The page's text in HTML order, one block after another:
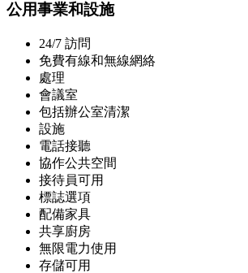
公用事業和設施
24/7 訪問
免費有線和無線網絡
處理
會議室
包括辦公室清潔
設施
電話接聽
協作公共空間
接待員可用
標誌選項
配備家具
共享廚房
無限電力使用
存儲可用